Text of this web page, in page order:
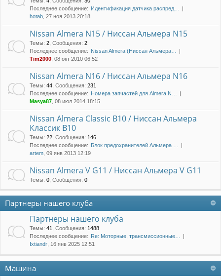
Последнее сообщение: Идентификация датчика распред…
hotab , 27 ноя 2013 20:18
Nissan Almera N15 / Ниссан Альмера N15
Темы: 2 Сообщения: 2
Последнее сообщение: Nissan Almera (Ниссан Альмера…
Tim2000 , 08 окт 2010 06:52
Nissan Almera N16 / Ниссан Альмера N16
Темы: 44 Сообщения: 231
Последнее сообщение: Номера запчастей для Almera N…
Masya87 , 08 июл 2014 18:15
Nissan Almera Classic B10 / Ниссан Альмера
Классик B10
Темы: 22 Сообщения: 146
Последнее сообщение: Блок предохранителей Альмера …
artem , 09 янв 2013 12:19
Nissan Almera V G11 / Ниссан Альмера V G11
Темы: 0 Сообщения: 0
Партнеры нашего клуба
Партнеры нашего клуба
Темы: 41 Сообщения: 1488
Последнее сообщение: Re: Моторные, трансмиссионные…
Ixtiandr , 16 янв 2025 12:51
Машина